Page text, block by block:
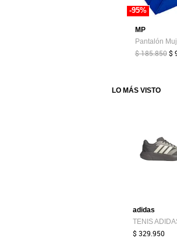
-95%
MP
$ 185.850 $
LO MÁS VISTO
adidas
$ 329.950